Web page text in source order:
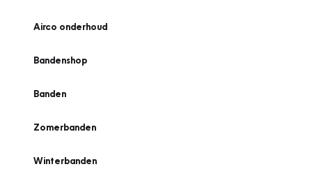
Airco onderhoud
Bandenshop
Banden
Zomerbanden
Winterbanden